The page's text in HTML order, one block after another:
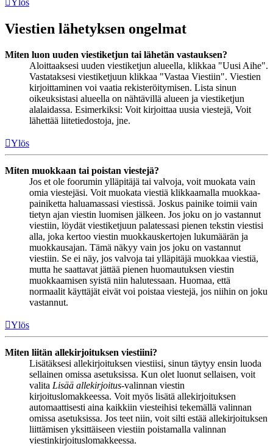
Ylös
Viestien lähetyksen ongelmat
Miten luon uuden viestiketjun tai lähetän vastauksen?
Aloittaaksesi uuden viestiketjun alueella, klikkaa "Uusi Aihe".
Vastataksesi viestiketjuun klikkaa "Vastaa Viestiin". Viestien
kirjoittaminen voi vaatia rekisteröitymisen. Lista sinun
oikeuksistasi alueella on nähtävillä alueen ja viestiketjun
alalaidassa. Esimerkiksi: Voit kirjoittaa uusia viestejä, Voit
lähettää liitetiedostoja, jne.
Ylös
Miten muokkaan tai poistan viestejä?
Jos et ole foorumin ylläpitäjä tai valvoja, voit muokata vain
omia viestejäsi. Voit muokata viestiä klikkaamalla muokkaa-
painiketta haluamassasi viestissä. Joskus painike toimii vain
tietyn ajan viestin luomisen jälkeen. Jos joku on jo vastannut
viestiin, löydät viestiketjuun palatessasi pienen tekstin viestisi
alla, joka kertoo viestin muokkauskertojen lukumäärän ja
muokkausajan. Tämä näkyy vain jos joku on vastannut
viestiin. Se ei näy, jos valvoja tai ylläpitäjä muokkaa viestiä,
mutta he saattavat jättää pienen huomautuksen viestin
muokkaamisen syistä niin halutessaan. Huomaa, että
normaalit käyttäjät eivät voi poistaa viestejä, jos niihin on joku
vastannut.
Ylös
Miten liitän allekirjoituksen viestiini?
Lisätäksesi allekirjoituksen viestiisi, sinun täytyy ensin luoda
sellainen omissa asetuksissa. Kun olet luonut sellaisen, voit
valita Lisää allekirjoitus-valinnan viestin
kirjoituslomakkeessa. Voit myös lisätä allekirjoituksen
automaattisesti aina kaikkiin viesteihisi tekemällä valinnan
omissa asetuksissa. Jos teet niin, voit silti estää allekirjoituksen
liittämisen yksittäiseen viestiin poistamalla valinnan
viestinkirjoituslomakkeessa.